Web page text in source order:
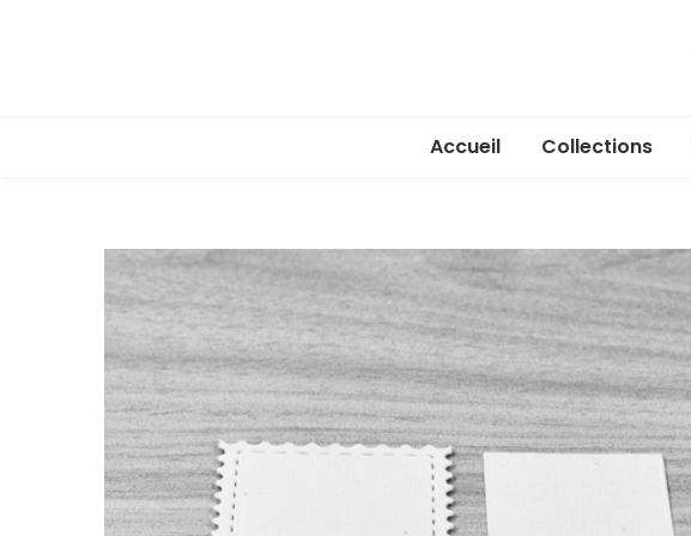
Accueil Collections
Ecl’Or
Douces heures
Enchan’Thé
Au jardin
Dans ma bulle